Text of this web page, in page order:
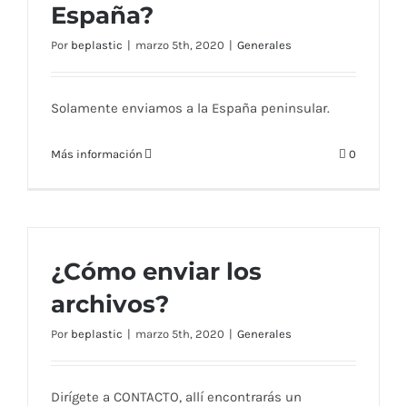
España?
Por beplastic | marzo 5th, 2020 | Generales
Solamente enviamos a la España peninsular.
Más información 0
¿Cómo enviar los
archivos?
Por beplastic | marzo 5th, 2020 | Generales
Dirígete a CONTACTO, allí encontrarás un